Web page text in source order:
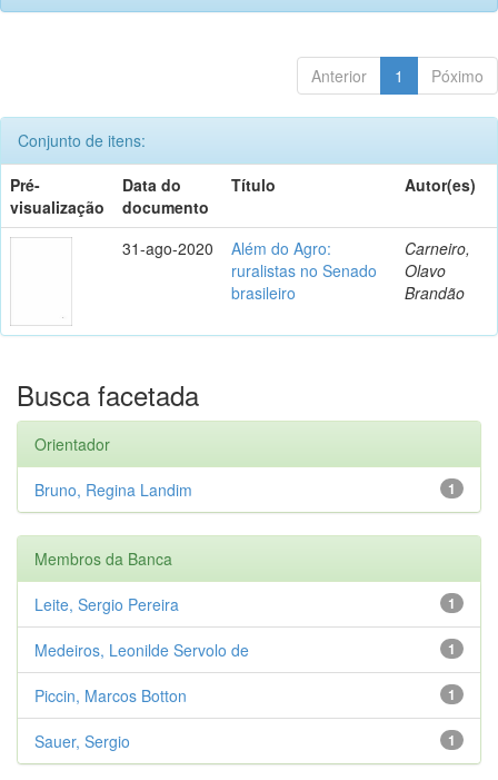
Anterior 1 Póximo
Conjunto de itens:
Pré-
visualização
Data do
documento
Título Autor(es)
31-ago-2020
Além do Agro:
ruralistas no Senado
brasileiro
Carneiro,
Olavo
Brandão
Busca facetada
Orientador
1
Bruno, Regina Landim
Membros da Banca
1
Leite, Sergio Pereira
1
Medeiros, Leonilde Servolo de
1
Piccin, Marcos Botton
1
Sauer, Sergio